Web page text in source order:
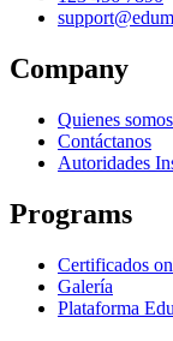
Company
Quienes
Contáctanos
Autoridades
Programs
Certificados
Galería
Plataforma